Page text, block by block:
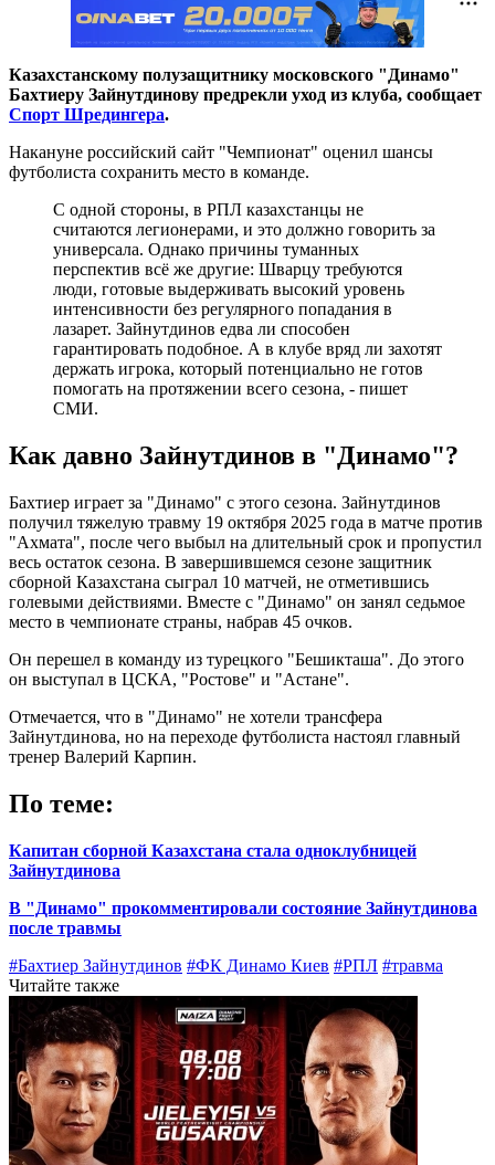
Казахстанскому полузащитнику московского "Динамо"
Бахтиеру Зайнутдинову предрекли уход из клуба, сообщает
Спорт Шредингера.
Накануне российский сайт "Чемпионат" оценил шансы
футболиста сохранить место в команде.
С одной стороны, в РПЛ казахстанцы не
считаются легионерами, и это должно говорить за
универсала. Однако причины туманных
перспектив всё же другие: Шварцу требуются
люди, готовые выдерживать высокий уровень
интенсивности без регулярного попадания в
лазарет. Зайнутдинов едва ли способен
гарантировать подобное. А в клубе вряд ли захотят
держать игрока, который потенциально не готов
помогать на протяжении всего сезона, - пишет
СМИ.
Как давно Зайнутдинов в "Динамо"?
Бахтиер играет за "Динамо" с этого сезона. Зайнутдинов
получил тяжелую травму 19 октября 2025 года в матче против
"Ахмата", после чего выбыл на длительный срок и пропустил
весь остаток сезона. В завершившемся сезоне защитник
сборной Казахстана сыграл 10 матчей, не отметившись
голевыми действиями. Вместе с "Динамо" он занял седьмое
место в чемпионате страны, набрав 45 очков.
Он перешел в команду из турецкого "Бешикташа". До этого
он выступал в ЦСКА, "Ростове" и "Астане".
Отмечается, что в "Динамо" не хотели трансфера
Зайнутдинова, но на переходе футболиста настоял главный
тренер Валерий Карпин.
По теме:
Капитан сборной Казахстана стала одноклубницей
Зайнутдинова
В "Динамо" прокомментировали состояние Зайнутдинова
после травмы
#Бахтиер Зайнутдинов #ФК Динамо Киев #РПЛ #травма
Читайте также